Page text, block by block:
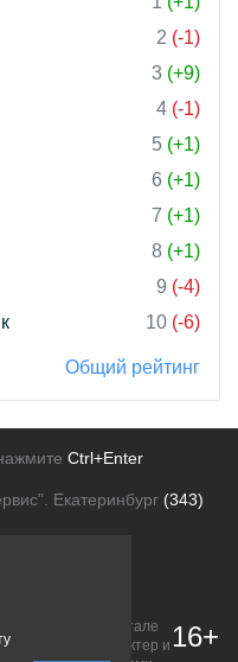
2 (-1)
3 (+9)
4 (-1)
5 (+1)
6 (+1)
7 (+1)
8 (+1)
9 (-4)
10 (-6)
Общий рейтинг
Ctrl+Enter
Екатеринбург (343)
на портале
характер и 16+